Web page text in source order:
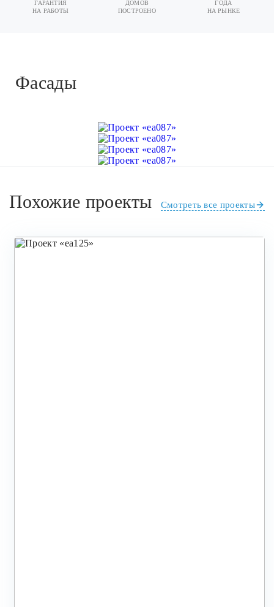
ГАРАНТИЯ
НА РАБОТЫ
ДОМОВ
ПОСТРОЕНО
ГОДА
НА РЫНКЕ
Фасады
Похожие проекты Смотреть все проекты